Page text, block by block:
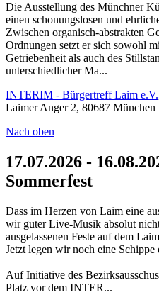
Die Ausstellung des Münchner
einen schonungslosen und
Zwischen organisch-abstrakten
Ordnungen setzt er sich sowohl
Getriebenheit als auch des
unterschiedlicher Ma...
INTERIM - Bürgertreff Laim e.V.
Laimer Anger 2, 80687 München
Nach oben
17.07.2026 -
Sommerfest
Dass im Herzen von Laim eine
wir guter Live-Musik absolut
ausgelassenen Feste auf dem
Jetzt legen wir noch eine Schippe
Auf Initiative des
Platz vor dem INTER...